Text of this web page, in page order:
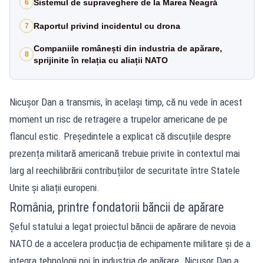
6 Sistemul de supraveghere de la Marea Neagră
7 Raportul privind incidentul cu drona
8
Companiile românești din industria de apărare,
sprijinite în relația cu aliații NATO
Nicușor Dan a transmis, în același timp, că nu vede în acest
moment un risc de retragere a trupelor americane de pe
flancul estic. Președintele a explicat că discuțiile despre
prezența militară americană trebuie privite în contextul mai
larg al reechilibrării contribuțiilor de securitate între Statele
Unite și aliații europeni.
România, printre fondatorii băncii de apărare
Șeful statului a legat proiectul băncii de apărare de nevoia
NATO de a accelera producția de echipamente militare și de a
integra tehnologii noi în industria de apărare. Nicușor Dan a